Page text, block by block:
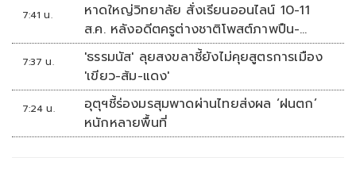
7:41 น.
หาดใหญ่วิทยาลัย สั่งเรียนออนไลน์ 10-11
ส.ค. หลังอดีตครูต่างชาติโพสต์ภาพปืน-
ข้อความข่มขู่
7:37 น.
'ธรรมนัส' ลุยสงขลาชี้ยังไม่คุยสูตรการเมือง
'เขียว-ส้ม-แดง'
7:24 น.
อุตุฯชี้ร่องมรสุมพาดผ่านไทยส่งผล ‘ฝนตก’
หนักหลายพื้นที่